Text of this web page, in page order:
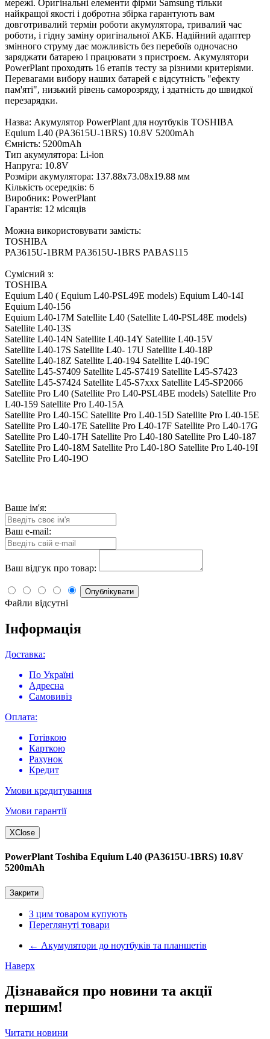
мережі. Оригінальні елементи фірми Samsung тільки
найкращої якості і добротна збірка гарантують вам
довготривалий термін роботи акумулятора, тривалий час
роботи, і гідну заміну оригінальної АКБ. Надійний адаптер
змінного струму дає можливість без перебоїв одночасно
заряджати батарею і працювати з пристроєм. Акумулятори
PowerPlant проходять 16 етапів тесту за різними критеріями.
Перевагами вибору наших батарей є відсутність "ефекту
пам'яті", низький рівень саморозряду, і здатність до швидкої
перезарядки.
Назва: Акумулятор PowerPlant для ноутбуків TOSHIBA
Equium L40 (PA3615U-1BRS) 10.8V 5200mAh
Ємність: 5200mAh
Тип акумулятора: Li-ion
Напруга: 10.8V
Розміри акумулятора: 137.88x73.08x19.88 мм
Кількість осередків: 6
Виробник: PowerPlant
Гарантія: 12 місяців
Можна використовувати замість:
TOSHIBA
PA3615U-1BRM PA3615U-1BRS PABAS115
Сумісний з:
TOSHIBA
Equium L40 ( Equium L40-PSL49E models) Equium L40-14I
Equium L40-156
Equium L40-17M Satellite L40 (Satellite L40-PSL48E models)
Satellite L40-13S
Satellite L40-14N Satellite L40-14Y Satellite L40-15V
Satellite L40-17S Satellite L40- 17U Satellite L40-18P
Satellite L40-18Z Satellite L40-194 Satellite L40-19C
Satellite L45-S7409 Satellite L45-S7419 Satellite L45-S7423
Satellite L45-S7424 Satellite L45-S7xxx Satellite L45-SP2066
Satellite Pro L40 (Satellite Pro L40-PSL4BE models) Satellite Pro
L40-159 Satellite Pro L40-15A
Satellite Pro L40-15C Satellite Pro L40-15D Satellite Pro L40-15E
Satellite Pro L40-17E Satellite Pro L40-17F Satellite Pro L40-17G
Satellite Pro L40-17H Satellite Pro L40-180 Satellite Pro L40-187
Satellite Pro L40-18M Satellite Pro L40-18O Satellite Pro L40-19I
Satellite Pro L40-19O
Ваше ім'я:
Ваш e-mail:
Ваш відгук про товар:
Опублікувати
Файли відсутні
Інформація
Доставка:
По Україні
Адресна
Самовивіз
Оплата:
Готівкою
Карткою
Рахунок
Кредит
Умови кредитування
Умови гарантії
XClose
PowerPlant Toshiba Equium L40 (PA3615U-1BRS) 10.8V
5200mAh
Закрити
З цим товаром купують
Переглянуті товари
← Акумулятори до ноутбуків та планшетів
Наверх
Дізнавайся про новини та акції
першим!
Читати новини